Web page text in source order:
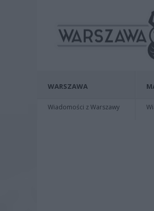
WARSZAWA
Wiadomości z Warszawy